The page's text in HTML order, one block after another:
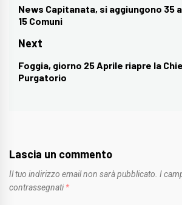
articoli
Previous
post:
News Capitanata, si aggiungono 35
15 Comuni
Next
Next
post:
Foggia, giorno 25 Aprile riapre la
Purgatorio
Lascia un commento
Il tuo indirizzo email non sarà pubblicato. I
contrassegnati *